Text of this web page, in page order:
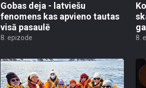
Gobas deja - latviešu
fenomens kas apvieno tautas
visā pasaulē
8. epizode 8.